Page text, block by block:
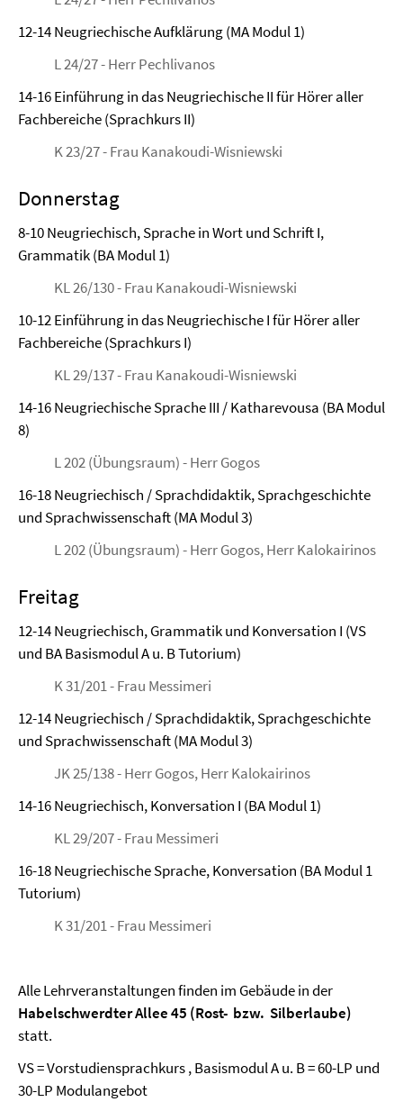
12-14 Neugriechische Aufklärung (MA Modul 1)
L 24/27 - Herr Pechlivanos
14-16 Einführung in das Neugriechische II für Hörer aller
Fachbereiche (Sprachkurs II)
K 23/27 - Frau Kanakoudi-Wisniewski
Donnerstag
8-10 Neugriechisch, Sprache in Wort und Schrift I,
Grammatik (BA Modul 1)
KL 26/130 - Frau Kanakoudi-Wisniewski
10-12 Einführung in das Neugriechische I für Hörer aller
Fachbereiche (Sprachkurs I)
KL 29/137 - Frau Kanakoudi-Wisniewski
14-16 Neugriechische Sprache III / Katharevousa (BA Modul
8)
L 202 (Übungsraum) - Herr Gogos
16-18 Neugriechisch / Sprachdidaktik, Sprachgeschichte
und Sprachwissenschaft (MA Modul 3)
L 202 (Übungsraum) - Herr Gogos, Herr Kalokairinos
Freitag
12-14 Neugriechisch, Grammatik und Konversation I (VS
und BA Basismodul A u. B Tutorium)
K 31/201 - Frau Messimeri
12-14 Neugriechisch / Sprachdidaktik, Sprachgeschichte
und Sprachwissenschaft (MA Modul 3)
JK 25/138 - Herr Gogos, Herr Kalokairinos
14-16 Neugriechisch, Konversation I (BA Modul 1)
KL 29/207 - Frau Messimeri
16-18 Neugriechische Sprache, Konversation (BA Modul 1
Tutorium)
K 31/201 - Frau Messimeri
Alle Lehrveranstaltungen finden im Gebäude in der
Habelschwerdter Allee 45 (Rost- bzw. Silberlaube)
statt.
VS = Vorstudiensprachkurs , Basismodul A u. B = 60-LP und
30-LP Modulangebot